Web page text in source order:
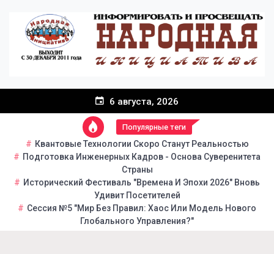
содержанию
6 августа, 2026
Популярные теги
Квантовые Технологии Скоро Станут Реальностью
Подготовка Инженерных Кадров - Основа Суверенитета
Страны
Исторический Фестиваль "Времена И Эпохи 2026" Вновь
Удивит Посетителей
Сессия №5 "Мир Без Правил: Хаос Или Модель Нового
Глобального Управления?"